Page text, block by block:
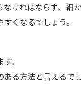
ければならず、細
くなるでしょう。
。
る方法と言えるでし